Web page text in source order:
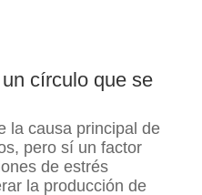
círculo que se
la causa principal de
pero sí un factor
de estrés
la producción de